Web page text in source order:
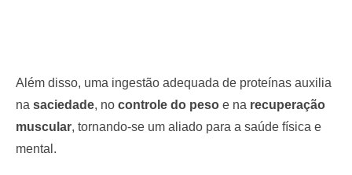
Além disso, uma ingestão adequada de proteínas auxilia
na saciedade, no controle do peso e na recuperação
muscular, tornando-se um aliado para a saúde física e
mental.